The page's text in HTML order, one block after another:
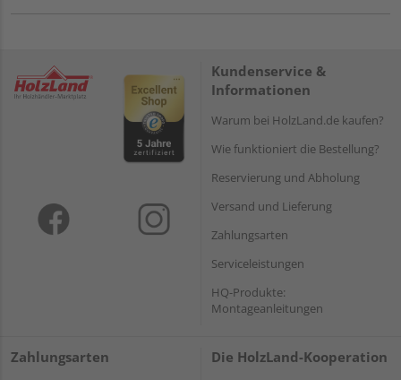
Kundenservice &
Informationen
Warum bei HolzLand.de kaufen?
Wie funktioniert die Bestellung?
Reservierung und Abholung
Versand und Lieferung
Zahlungsarten
Serviceleistungen
HQ-Produkte:
Montageanleitungen
Zahlungsarten Die HolzLand-Kooperation